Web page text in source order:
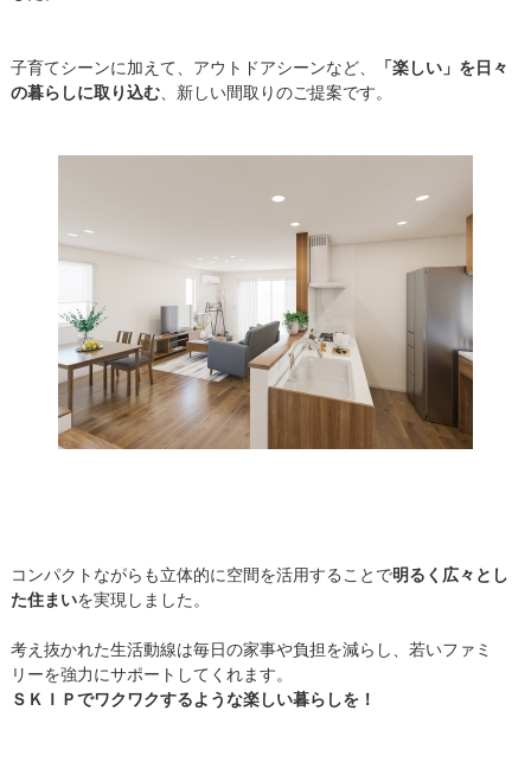
子育てシーンに加えて、アウトドアシーンなど、
「楽しい」を日々
の暮らしに取り込む、新しい間取りのご提案です。
コンパクトながらも立体的に空間を活用することで明るく広々とし
た住まいを実現しました。
考え抜かれた生活動線は毎日の家事や負担を減らし、若いファミ
リーを強力にサポートしてくれます。
ＳＫＩＰでワクワクするような楽しい暮らしを！